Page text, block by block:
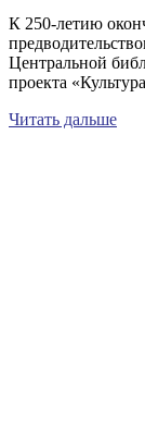
К 250-летию
Центральной
проекта
Читать дальше